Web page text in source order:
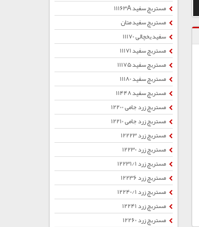
مستربچ سفید 11163A
مستربچ سفید متان
سفید یخچالی 11170
مستربچ سفید 11171
مستربچ سفید 11175
مستربچ سفید 11180
مستربچ سفید 11448
مستربچ زرد جامی 12200
مستربچ زرد جامی 12210
مستربچ زرد 12223
مستربچ زرد 12230
مستربچ زرد 12231/1
مستربچ زرد 12236
مستربچ زرد 12240/1
مستربچ زرد 12241
مستربچ زرد 12260